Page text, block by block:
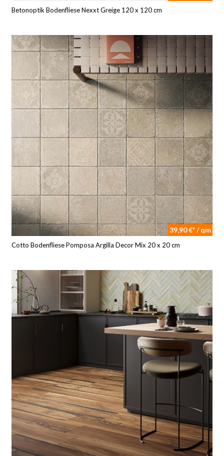
Betonoptik Bodenfliese Nexxt Greige 120 x 120 cm
39,90 €* / qm
Cotto Bodenfliese Pomposa Argilla Decor Mix 20 x 20 cm